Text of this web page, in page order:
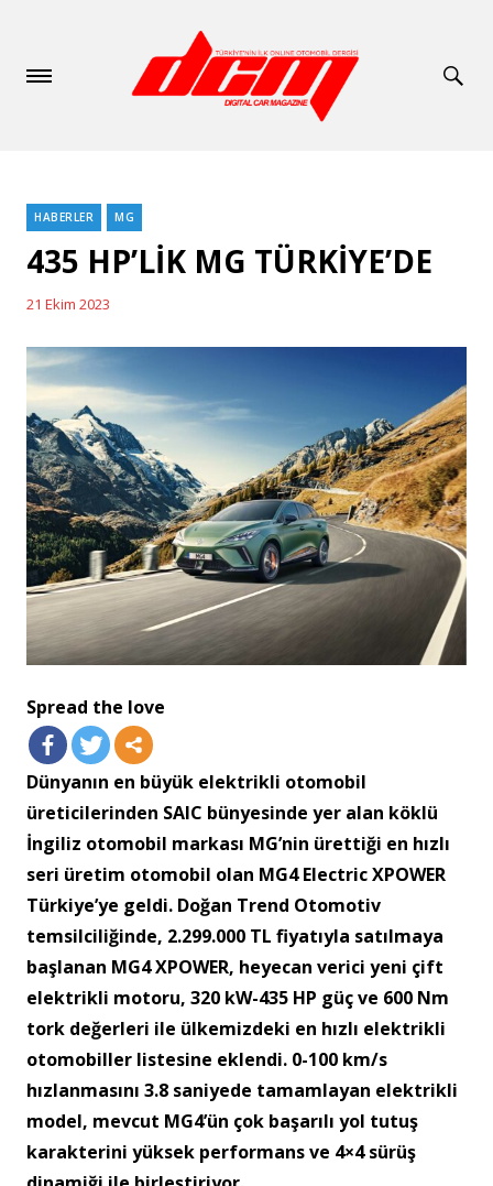
Categories
HABERLER MG
435 HP’LİK MG TÜRKİYE’DE
Posted
21 Ekim 2023
Spread the love
Dünyanın en büyük elektrikli otomobil
üreticilerinden SAIC bünyesinde yer alan köklü
İngiliz otomobil markası MG’nin ürettiği en hızlı
seri üretim otomobil olan MG4 Electric XPOWER
Türkiye’ye geldi. Doğan Trend Otomotiv
temsilciliğinde, 2.299.000 TL fiyatıyla satılmaya
başlanan MG4 XPOWER, heyecan verici yeni çift
elektrikli motoru, 320 kW-435 HP güç ve 600 Nm
tork değerleri ile ülkemizdeki en hızlı elektrikli
otomobiller listesine eklendi. 0-100 km/s
hızlanmasını 3.8 saniyede tamamlayan elektrikli
model, mevcut MG4’ün çok başarılı yol tutuş
karakterini yüksek performans ve 4×4 sürüş